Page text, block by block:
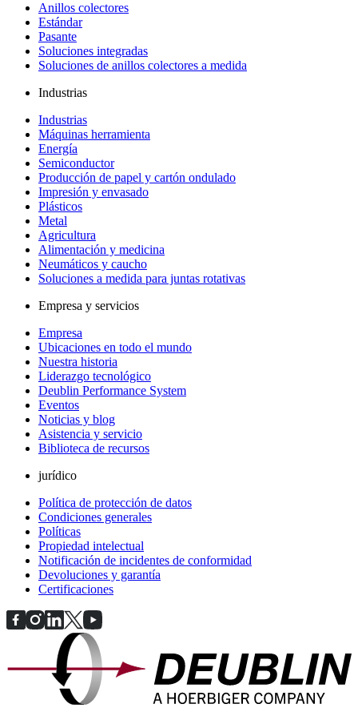
Anillos colectores
Estándar
Pasante
Soluciones integradas
Soluciones de anillos colectores a medida
Industrias
Industrias
Máquinas herramienta
Energía
Semiconductor
Producción de papel y cartón ondulado
Impresión y envasado
Plásticos
Metal
Agricultura
Alimentación y medicina
Neumáticos y caucho
Soluciones a medida para juntas rotativas
Empresa y servicios
Empresa
Ubicaciones en todo el mundo
Nuestra historia
Liderazgo tecnológico
Deublin Performance System
Eventos
Noticias y blog
Asistencia y servicio
Biblioteca de recursos
jurídico
Política de protección de datos
Condiciones generales
Políticas
Propiedad intelectual
Notificación de incidentes de conformidad
Devoluciones y garantía
Certificaciones